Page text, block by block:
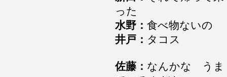
った
水野： 食べ物ないの
井戸： タコス
佐藤： なんかな うま